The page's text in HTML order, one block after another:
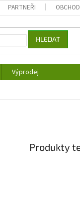
PARTNEŘI
HLEDAT
Výprodej
Produkty